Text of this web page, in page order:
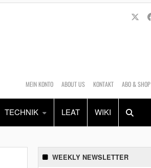
MEIN KONTO ABOUT US KONTAKT ABO & SHOP
TECHNIK LEAT WIKI
Alles Shop
WEEKLY NEWSLETTER